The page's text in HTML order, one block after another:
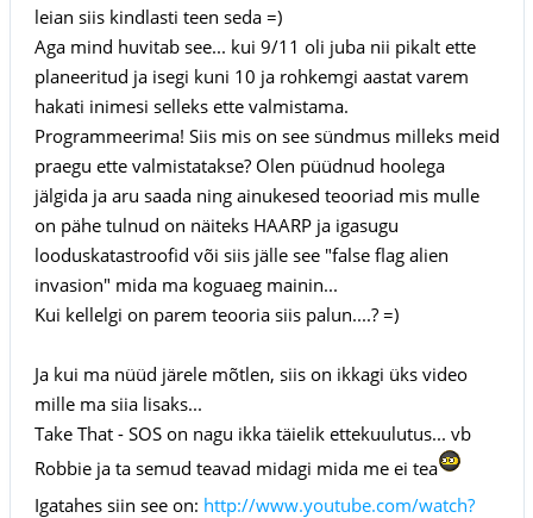
leian siis kindlasti teen seda =)
Aga mind huvitab see... kui 9/11 oli juba nii pikalt ette
planeeritud ja isegi kuni 10 ja rohkemgi aastat varem
hakati inimesi selleks ette valmistama.
Programmeerima! Siis mis on see sündmus milleks meid
praegu ette valmistatakse? Olen püüdnud hoolega
jälgida ja aru saada ning ainukesed teooriad mis mulle
on pähe tulnud on näiteks HAARP ja igasugu
looduskatastroofid või siis jälle see "false flag alien
invasion" mida ma koguaeg mainin...
Kui kellelgi on parem teooria siis palun....? =)
Ja kui ma nüüd järele mõtlen, siis on ikkagi üks video
mille ma siia lisaks...
Take That - SOS on nagu ikka täielik ettekuulutus... vb
Robbie ja ta semud teavad midagi mida me ei tea
Igatahes siin see on: http://www.youtube.com/watch?